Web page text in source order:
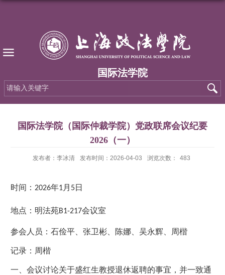
国际法学院
国际法学院（国际仲裁学院）党政联席会议纪要
2026（一）
发布者：李冰清 发布时间：2026-04-03 浏览次数： 483
时间： 2026年1月 5日
地点：明法苑B1-217会议室
参会人员：石俭平、张卫彬、陈娜、吴永辉、周楷
记录：周楷
一、会议讨论关于盛红生教授退休返聘的事宜，并一致通